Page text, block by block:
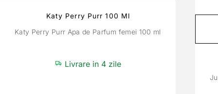
Katy Perry Purr 100 Ml
Katy Perry Purr Apa de Parfum femei 100 ml
Livrare in 4 zile